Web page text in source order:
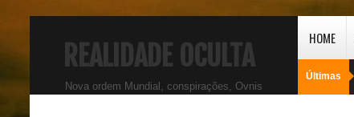
REALIDADE OCULTA
Nova ordem Mundial, conspirações, Ovnis
HOME
Últimas